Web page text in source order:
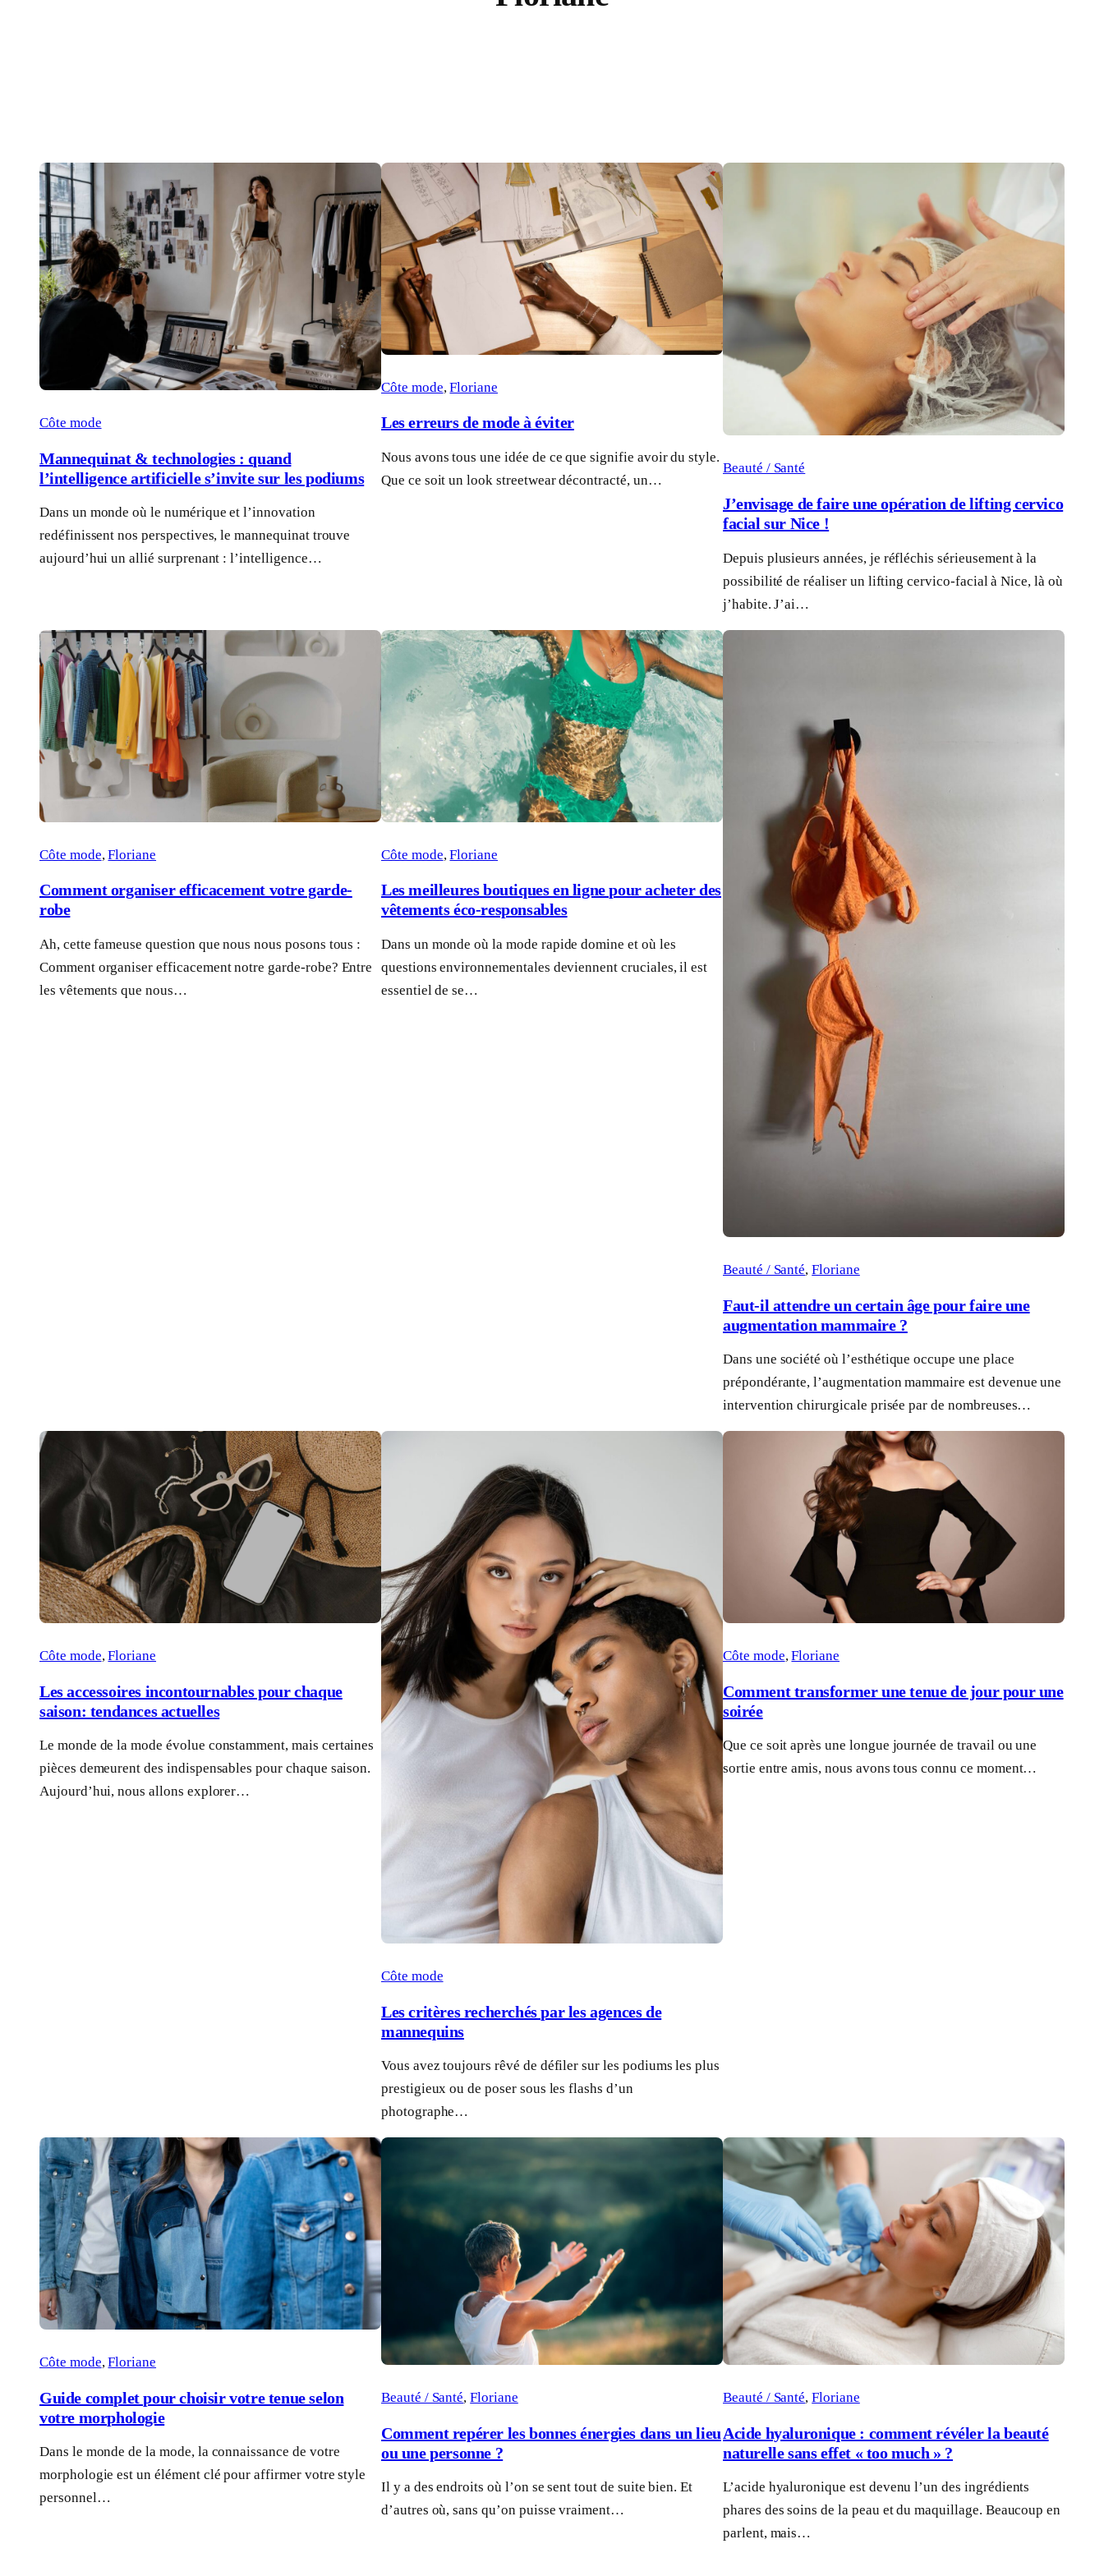
Côte mode
Mannequinat & technologies : quand
l’intelligence artificielle s’invite sur les podiums
Dans un monde où le numérique et l’innovation
redéfinissent nos perspectives, le mannequinat trouve
aujourd’hui un allié surprenant : l’intelligence…
Côte mode, Floriane
Les erreurs de mode à éviter
Nous avons tous une idée de ce que signifie avoir du style.
Que ce soit un look streetwear décontracté, un…
Beauté / Santé
J’envisage de faire une opération de lifting cervico
facial sur Nice !
Depuis plusieurs années, je réfléchis sérieusement à la
possibilité de réaliser un lifting cervico-facial à Nice, là où
j’habite. J’ai…
Côte mode, Floriane
Comment organiser efficacement votre garde-
robe
Ah, cette fameuse question que nous nous posons tous :
Comment organiser efficacement notre garde-robe? Entre
les vêtements que nous…
Côte mode, Floriane
Les meilleures boutiques en ligne pour acheter des
vêtements éco-responsables
Dans un monde où la mode rapide domine et où les
questions environnementales deviennent cruciales, il est
essentiel de se…
Beauté / Santé, Floriane
Faut-il attendre un certain âge pour faire une
augmentation mammaire ?
Dans une société où l’esthétique occupe une place
prépondérante, l’augmentation mammaire est devenue une
intervention chirurgicale prisée par de nombreuses…
Côte mode, Floriane
Les accessoires incontournables pour chaque
saison: tendances actuelles
Le monde de la mode évolue constamment, mais certaines
pièces demeurent des indispensables pour chaque saison.
Aujourd’hui, nous allons explorer…
Côte mode
Les critères recherchés par les agences de
mannequins
Vous avez toujours rêvé de défiler sur les podiums les plus
prestigieux ou de poser sous les flashs d’un
photographe…
Côte mode, Floriane
Comment transformer une tenue de jour pour une
soirée
Que ce soit après une longue journée de travail ou une
sortie entre amis, nous avons tous connu ce moment…
Côte mode, Floriane
Guide complet pour choisir votre tenue selon
votre morphologie
Dans le monde de la mode, la connaissance de votre
morphologie est un élément clé pour affirmer votre style
personnel…
Beauté / Santé, Floriane
Comment repérer les bonnes énergies dans un lieu
ou une personne ?
Il y a des endroits où l’on se sent tout de suite bien. Et
d’autres où, sans qu’on puisse vraiment…
Beauté / Santé, Floriane
Acide hyaluronique : comment révéler la beauté
naturelle sans effet « too much » ?
L’acide hyaluronique est devenu l’un des ingrédients
phares des soins de la peau et du maquillage. Beaucoup en
parlent, mais…